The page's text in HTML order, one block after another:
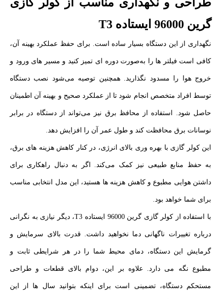
گرین 96000 ایستاده T3
نگهداری از این دستگاه بسیار ساده است. برای حفظ عملکرد بهینه آن،
کافی است فیلتر ها را به‌صورت دوره‌ ای تمیز کنید و مسیر های ورود و
خروج هوا را مسدود نگذارید. همچنین توصیه می‌شود نصب دستگاه
توسط افراد متخصص انجام شود تا از عملکرد صحیح و بهینه آن اطمینان
حاصل شود. استفاده از محافظ برق نیز می‌تواند از دستگاه در برابر
نوسانات برق محافظت کند و طول عمر آن را افزایش دهد.
این کولر گازی با بهره‌ وری بالای انرژی، در کنار کاهش هزینه‌ های برق،
به حفظ منابع طبیعی نیز کمک می‌کند. اگر به دنبال راهکاری برای
داشتن هوایی مطبوع و کاهش هزینه‌ ها هستید، این مدل انتخابی مناسب
برای شما خواهد بود.
با استفاده از کولر گازی گرین 96000 ایستاده T3، دیگر نیازی به نگرانی
درباره تغییرات ناگهانی دما نخواهید داشت. قدرت بالای سرمایش و
گرمایش این دستگاه، دمای محیط شما را در هر شرایطی ثابت و
مطبوع نگه می‌ دارد. علاوه بر این، دوام بالای قطعات و طراحی
مستحکم دستگاه، تضمینی است برای اینکه بتوانید سال‌ ها از این